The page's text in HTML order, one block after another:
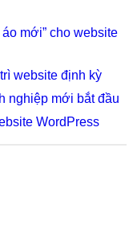
mới” cho website
website định kỳ
nghiệp mới bắt đầu
WordPress